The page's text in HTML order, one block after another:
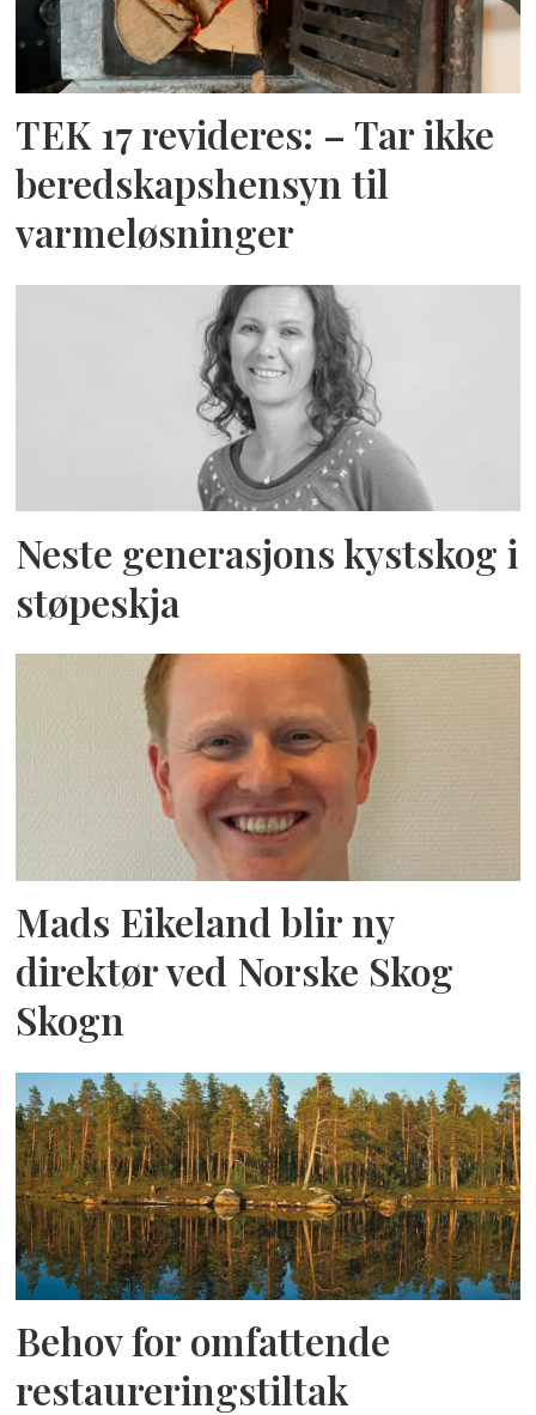
TEK 17 revideres: – Tar ikke
beredskapshensyn til
varmeløsninger
Neste generasjons kystskog i
støpeskja
Mads Eikeland blir ny
direktør ved Norske Skog
Skogn
Behov for omfattende
restaureringstiltak